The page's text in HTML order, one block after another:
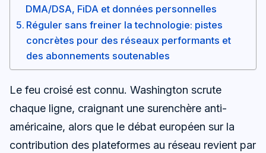
DMA/DSA, FiDA et données personnelles
Réguler sans freiner la technologie: pistes
concrètes pour des réseaux performants et
des abonnements soutenables
Le feu croisé est connu. Washington scrute
chaque ligne, craignant une surenchère anti-
américaine, alors que le débat européen sur la
contribution des plateformes au réseau revient par